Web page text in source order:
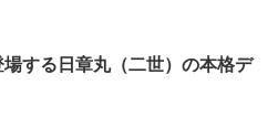
場する日章丸（二世）の本格デ